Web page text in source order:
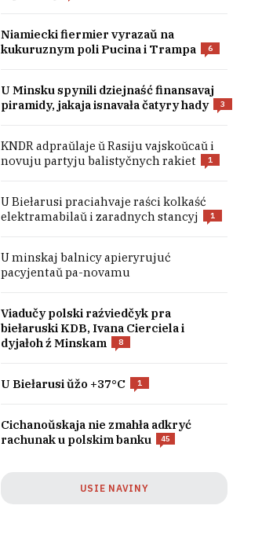
Niamiecki fiermier vyrazaŭ na
kukuruznym poli Pucina i Trampa
6
U Minsku spynili dziejnaść finansavaj
piramidy, jakaja isnavała čatyry hady
3
KNDR adpraŭlaje ŭ Rasiju vajskoŭcaŭ i
novuju partyju balistyčnych rakiet
1
U Biełarusi praciahvaje raści kolkaść
elektramabilaŭ i zaradnych stancyj
1
U minskaj balnicy apieryrujuć
pacyjentaŭ pa-novamu
Viadučy polski raźviedčyk pra
biełaruski KDB, Ivana Cierciela i
dyjałoh ź Minskam
8
U Biełarusi ŭžo +37°C 1
Cichanoŭskaja nie zmahła adkryć
rachunak u polskim banku
45
USIE NAVINY